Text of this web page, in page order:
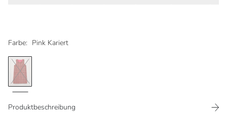
Farbe: Pink Kariert
Produktbeschreibung